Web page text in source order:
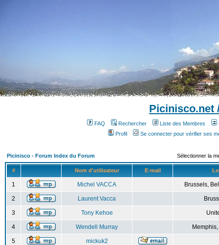
Picinisco.net
FAQ Rechercher Liste des Membres
Profil
Se connecter pour vérifier ses
Picinisco - Forum Index du Forum Sélectionner la
# Nom d'utilisateur E-mail
1 Michel VACCA Brussels,
2 Laurent Vacca
3 Tony Kehoe
4 Wendell Murray
5 mickuk2